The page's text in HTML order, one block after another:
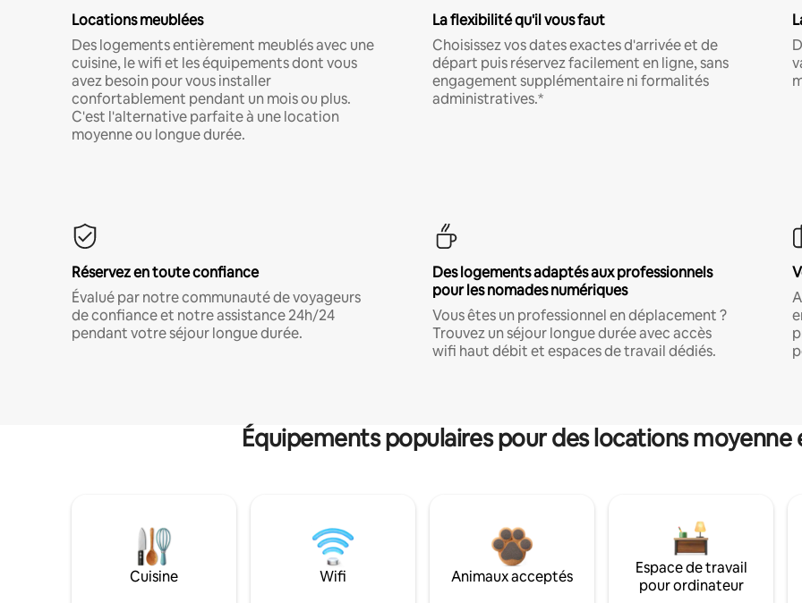
Locations meublées
Des logements entièrement meublés avec une
cuisine, le wifi et les équipements dont vous
avez besoin pour vous installer
confortablement pendant un mois ou plus.
C'est l'alternative parfaite à une location
moyenne ou longue durée.
La flexibilité qu'il vous faut
Choisissez vos dates exactes d'arrivée et de
départ puis réservez facilement en ligne, sans
engagement supplémentaire ni formalités
administratives.*
Réservez en toute confiance
Évalué par notre communauté de voyageurs
de confiance et notre assistance 24h/24
pendant votre séjour longue durée.
Des logements adaptés aux professionnels
pour les nomades numériques
Vous êtes un professionnel en déplacement ?
Trouvez un séjour longue durée avec accès
wifi haut débit et espaces de travail dédiés.
Équipements populaires pour des locations
Cuisine Wifi Animaux acceptés
Espace de travail
pour ordinateur